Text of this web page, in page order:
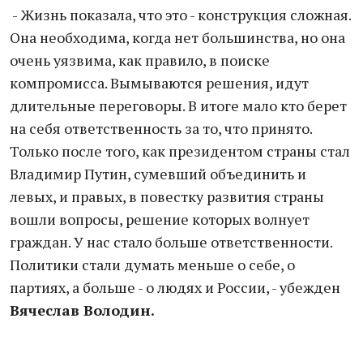
- Жизнь показала, что это - конструкция сложная.
Она необходима, когда нет большинства, но она
очень уязвима, как правило, в поиске
компромисса. Вымываются решения, идут
длительные переговоры. В итоге мало кто берет
на себя ответственность за то, что принято.
Только после того, как президентом страны стал
Владимир Путин, сумевший объединить и
левых, и правых, в повестку развития страны
вошли вопросы, решение которых волнует
граждан. У нас стало больше ответственности.
Политики стали думать меньше о себе, о
партиях, а больше - о людях и России, - убежден
Вячеслав Володин.